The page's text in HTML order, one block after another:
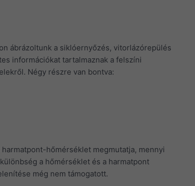
ábrázoltunk a siklóernyőzés, vitorlázórepülés
információkat tartalmaznak a felszíni
Négy részre van bontva:
hőmérséklet megmutatja, mennyi
a hőmérséklet és a harmatpont
még nem támogatott.